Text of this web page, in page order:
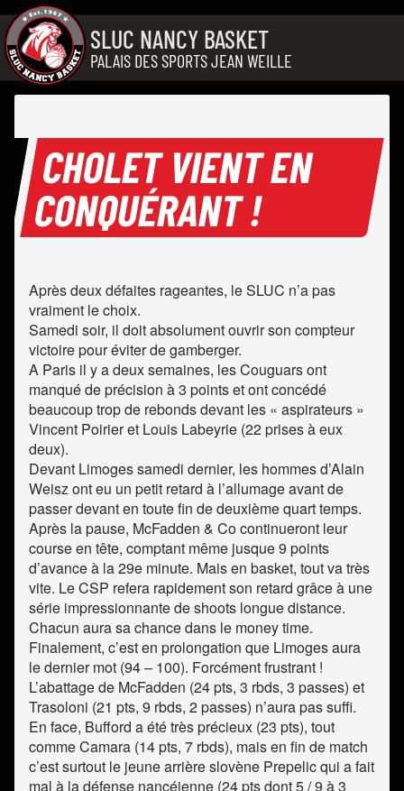
Aller au contenu
SLUC NANCY BASKET
PALAIS DES SPORTS JEAN WEILLE
CHOLET VIENT EN
CONQUÉRANT !
Après deux défaites rageantes, le SLUC n’a pas
vraiment le choix.
Samedi soir, il doit absolument ouvrir son compteur
victoire pour éviter de gamberger.
A Paris il y a deux semaines, les Couguars ont
manqué de précision à 3 points et ont concédé
beaucoup trop de rebonds devant les « aspirateurs »
Vincent Poirier et Louis Labeyrie (22 prises à eux
deux).
Devant Limoges samedi dernier, les hommes d’Alain
Weisz ont eu un petit retard à l’allumage avant de
passer devant en toute fin de deuxième quart temps.
Après la pause, McFadden & Co continueront leur
course en tête, comptant même jusque 9 points
d’avance à la 29e minute. Mais en basket, tout va très
vite. Le CSP refera rapidement son retard grâce à une
série impressionnante de shoots longue distance.
Chacun aura sa chance dans le money time.
Finalement, c’est en prolongation que Limoges aura
le dernier mot (94 – 100). Forcément frustrant !
L’abattage de McFadden (24 pts, 3 rbds, 3 passes) et
Trasoloni (21 pts, 9 rbds, 2 passes) n’aura pas suffi.
En face, Bufford a été très précieux (23 pts), tout
comme Camara (14 pts, 7 rbds), mais en fin de match
c’est surtout le jeune arrière slovène Prepelic qui a fait
mal à la défense nancéienne (24 pts dont 5 / 9 à 3